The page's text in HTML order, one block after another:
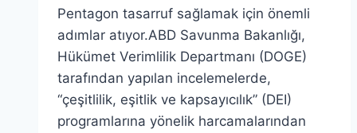
Pentagon tasarruf sağlamak için önemli
adımlar atıyor.ABD Savunma Bakanlığı,
Hükümet Verimlilik Departmanı (DOGE)
tarafından yapılan incelemelerde,
“çeşitlilik, eşitlik ve kapsayıcılık” (DEI)
programlarına yönelik harcamalarından